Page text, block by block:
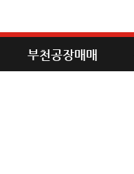
부천공장매매